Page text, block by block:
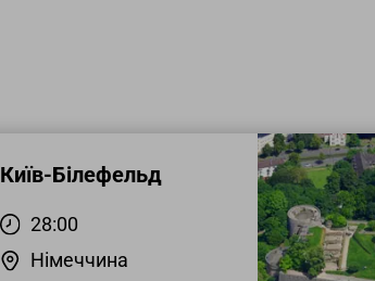
Київ-Білефельд
28:00
Німеччина